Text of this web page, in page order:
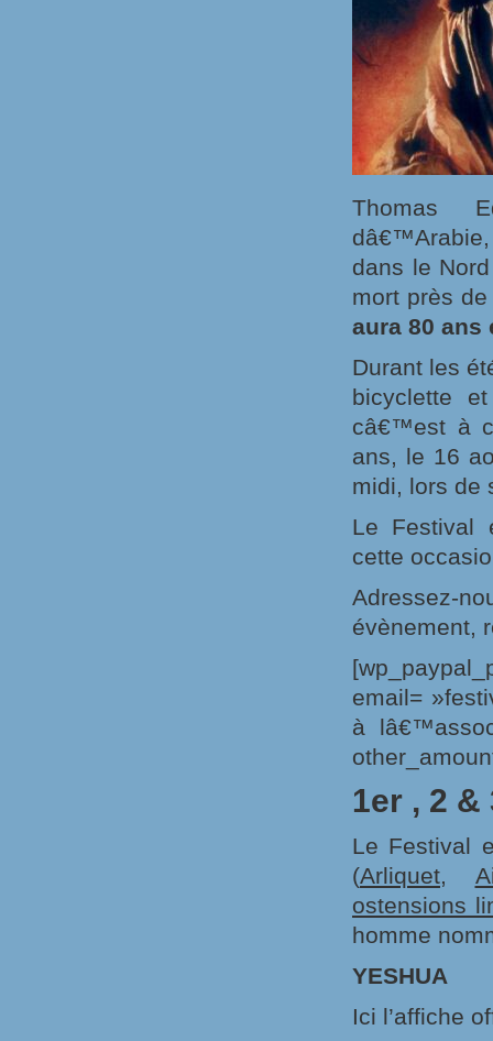
Thomas
dans le
mort près
aura 80 ans
Durant les
bicyclette
câ€™est à
ans, le 16
midi, lors de
Le Festival
cette
Adressez-
évènement,
email=
à
1er , 2
Le Festival
(Arliquet,
ostensions
homme
YESHUA
Ici l’affiche